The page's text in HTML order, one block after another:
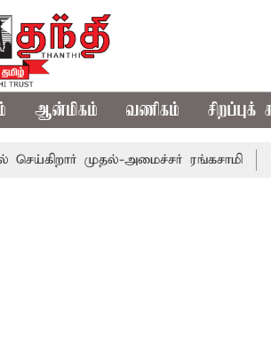
ஆன்மிகம் வணிகம்
முதல்-அமைச்சர் ரங்கசாமி